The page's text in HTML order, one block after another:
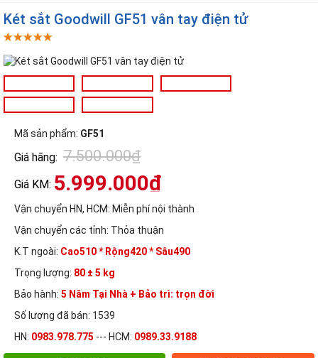
Két sắt Goodwill GF51 vân tay điện tử
Mã sản phẩm: GF51
Giá hãng: 7.500.000₫
Giá KM: 5.999.000₫
Vận chuyển HN, HCM: Miễn phí nội thành
Vận chuyển các tỉnh: Thỏa thuận
K.T ngoài: Cao510 * Rộng420 * Sâu490
Trọng lượng: 80 ± 5 kg
Bảo hành: 5 Năm Tại Nhà + Bảo trì: trọn đời
Số lượng đã bán: 1539
HN: 0983.978.775 --- HCM: 0989.33.9188